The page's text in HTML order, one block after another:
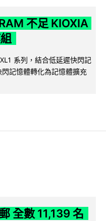
不足 KIOXIA
系列，結合低延遲快閃記
閃記憶體轉化為記憶體擴充
全數 11,139 名